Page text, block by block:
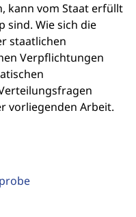
kann vom Staat erfüllt
sind. Wie sich die
staatlichen
Verpflichtungen
vorliegenden Arbeit.